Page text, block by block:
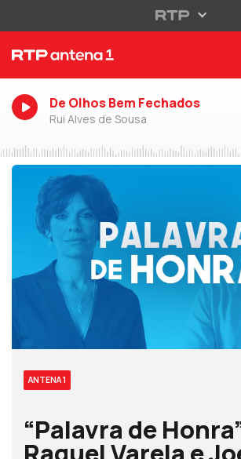
De Olhos Bem Fechados
Rui Alves de Sousa
ANTENA 1
“Palavra de